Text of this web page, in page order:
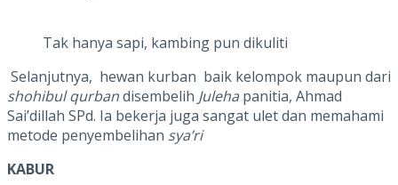
Tak hanya sapi, kambing pun dikuliti
Selanjutnya, hewan kurban baik kelompok maupun dari
shohibul qurbandisembelih Juleha panitia, Ahmad
Sai’dillah SPd. Ia bekerja juga sangat ulet dan memahami
metode penyembelihan sya’ri
KABUR